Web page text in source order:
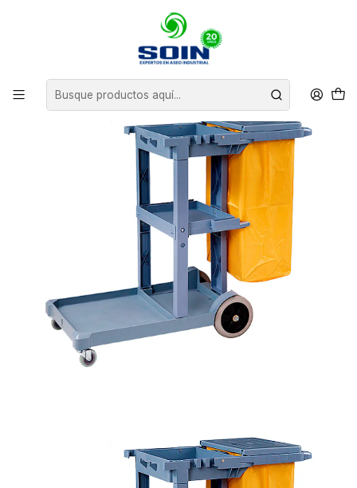
CARROS DE ASEO CARROS PORTA ÚTILES
CARRO PORTA UTILES JANITOR CON TAPA Y BOLSA SOIN